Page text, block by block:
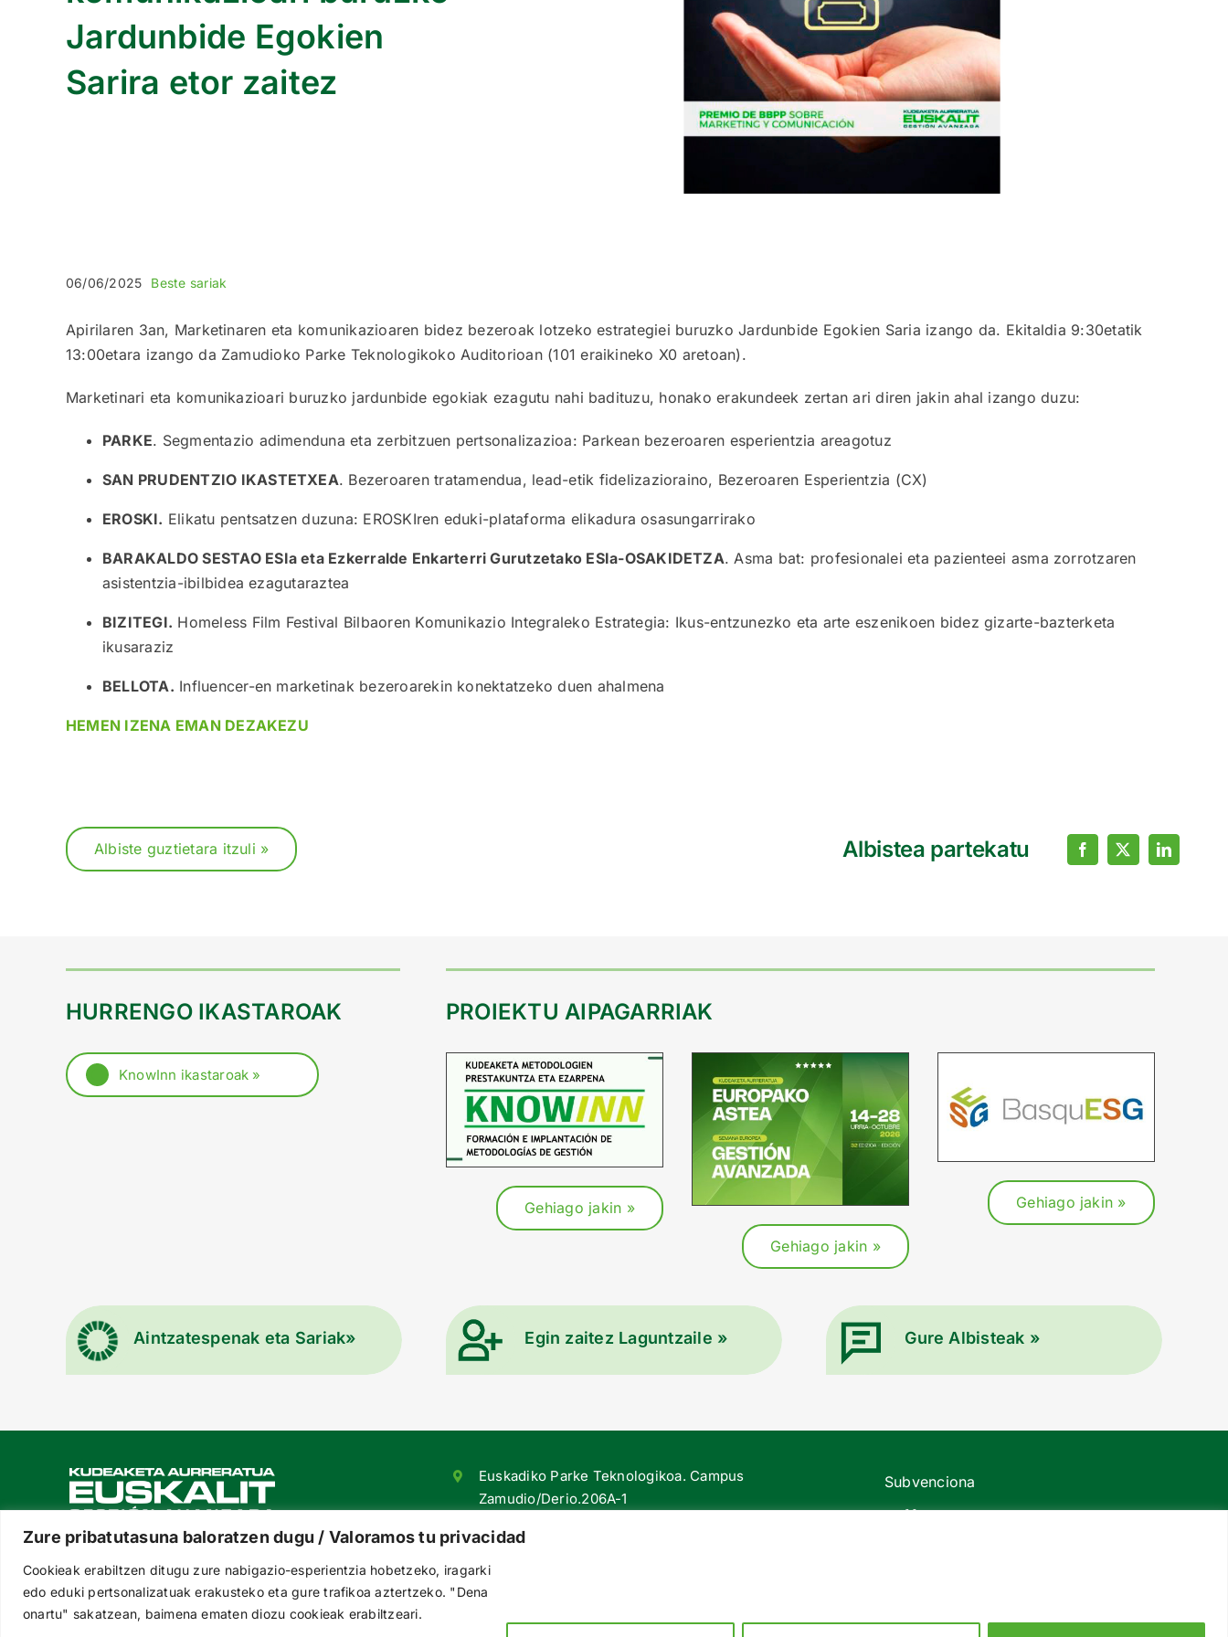
Zure pribatutasuna baloratzen dugu / Valoramos tu privacidad
Cookieak erabiltzen ditugu zure nabigazio-esperientzia hobetzeko, iragarki
edo eduki pertsonalizatuak erakusteko eta gure trafikoa aztertzeko. "Dena
onartu" sakatzean, baimena ematen diozu cookieak erabiltzeari.
Jardunbide Egokien
Sarira etor zaitez
06/06/2025 Beste sariak
Apirilaren 3an, Marketinaren eta komunikazioaren bidez bezeroak lotzeko estrategiei buruzko Jardunbide Egokien Saria izango da. Ekitaldia 9:30etatik
13:00etara izango da Zamudioko Parke Teknologikoko Auditorioan (101 eraikineko X0 aretoan).
Marketinari eta komunikazioari buruzko jardunbide egokiak ezagutu nahi badituzu, honako erakundeek zertan ari diren jakin ahal izango duzu:
PARKE. Segmentazio adimenduna eta zerbitzuen pertsonalizazioa: Parkean bezeroaren esperientzia areagotuz
SAN PRUDENTZIO IKASTETXEA. Bezeroaren tratamendua, lead-etik fidelizazioraino, Bezeroaren Esperientzia (CX)
EROSKI. Elikatu pentsatzen duzuna: EROSKIren eduki-plataforma elikadura osasungarrirako
BARAKALDO SESTAO ESIa eta Ezkerralde Enkarterri Gurutzetako ESIa-OSAKIDETZA. Asma bat: profesionalei eta pazienteei asma zorrotzaren
asistentzia-ibilbidea ezagutaraztea
BIZITEGI. Homeless Film Festival Bilbaoren Komunikazio Integraleko Estrategia: Ikus-entzunezko eta arte eszenikoen bidez gizarte-bazterketa
ikusaraziz
BELLOTA. Influencer-en marketinak bezeroarekin konektatzeko duen ahalmena
HEMEN IZENA EMAN DEZAKEZU
Albiste guztietara itzuli » Albistea partekatu
HURRENGO IKASTAROAK
KnowInn ikastaroak »
PROIEKTU AIPAGARRIAK
Gehiago jakin »
Gehiago jakin »
Gehiago jakin »
Aintzatespenak eta Sariak» Egin zaitez Laguntzaile » Gure Albisteak »
Euskadiko Parke Teknologikoa. Campus
Zamudio/Derio.206A-1
euskalit@euskalit.net
Jarrai gaitzazu sareetan
Subvenciona